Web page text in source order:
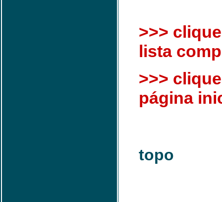
>>>
lista
>>>
página
topo